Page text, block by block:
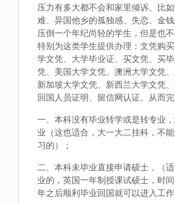
压力有多大都不会和家里倾诉。比
难、异国他乡的孤独感、失恋、金
压倒一个年纪尚轻的学生，但是也
特别为这类学生提供办理：文凭购
学文凭、大学毕业证、买文凭、买
凭、美国大学文凭、澳洲大学文凭、
新加坡大学文凭、新西兰大学文凭
回国人员证明、留信网认证。从而完
一、本科没有毕业转学或是转专业
业（这也适合，大一大二挂科，不
习的）；
二、本科未毕业直接申请硕士，（
业的，英国一年制授课试硕士，时
年之后顺利毕业回国就可以进入工作